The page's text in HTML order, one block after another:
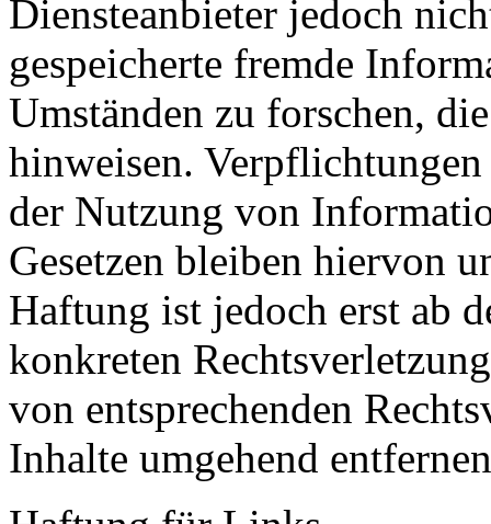
Diensteanbieter jedoch
gespeicherte fremde
Umständen zu forschen,
hinweisen.
der Nutzung von
Gesetzen bleiben hiervon
Haftung ist jedoch erst ab
konkreten
von entsprechenden
Inhalte umgehend